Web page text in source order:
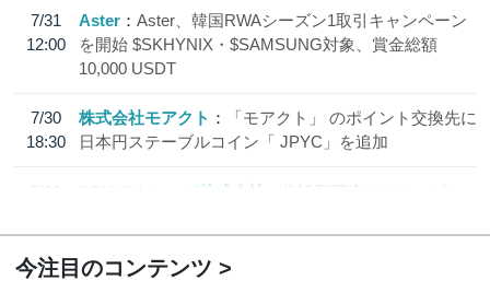
7/31
12:00
Aster
Aster、韓国RWAシーズン1取引キャンペーン
を開始 $SKHYNIX・$SAMSUNG対象、賞金総額
10,000 USDT
7/30
18:30
株式会社モアクト
「モアクト」 のポイント交換先に
日本円ステーブルコイン「 JPYC」を追加
7/29
SBI VCトレード株式会社
信託型円建てステーブル
今注目のコンテンツ